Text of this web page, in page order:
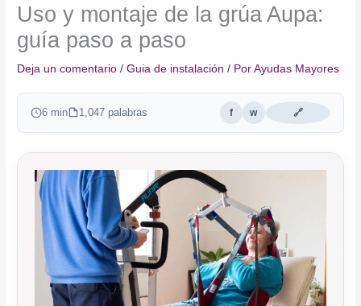
Uso y montaje de la grúa Aupa:
guía paso a paso
Deja un comentario /Guia de instalación / PorAyudas Mayores
6 min 1,047 palabras f w 🔗